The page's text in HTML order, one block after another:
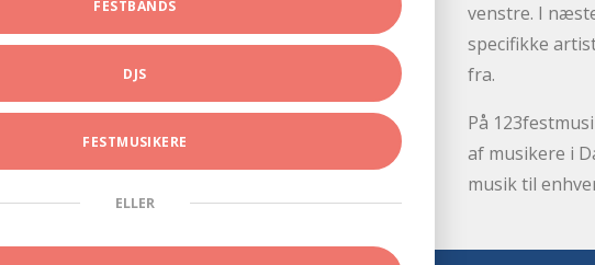
FESTBANDS
DJS
FESTMUSIKERE
ELLER
venstre. I
specifikke
fra.
På
af musikere i
musik til